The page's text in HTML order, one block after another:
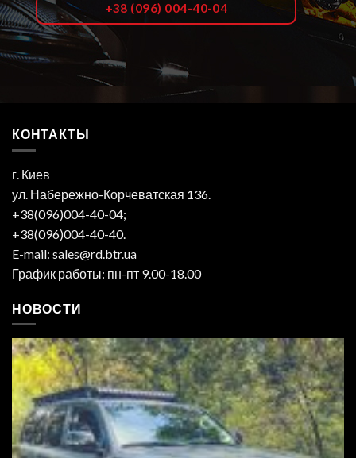
+38 (096) 004-40-04
КОНТАКТЫ
г. Киев
ул. Набережно-Корчеватская 136.
+38(096)004-40-04;
+38(096)004-40-40.
E-mail: sales@rd.btr.ua
График работы: пн-пт 9.00-18.00
НОВОСТИ